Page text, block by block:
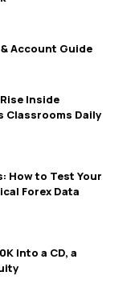
Account Guide
Inside
Classrooms Daily
How to Test Your
Forex Data
Into a CD, a